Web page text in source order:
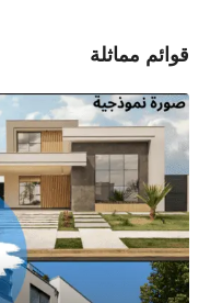
قوائم مماثلة